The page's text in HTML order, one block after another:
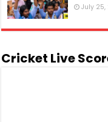
July 25,
Cricket Live